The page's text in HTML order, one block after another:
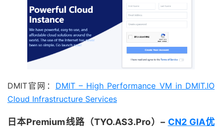
DMIT官网： DMIT – High Performance VM in DMIT.IO
Cloud Infrastructure Services
日本Premium线路（TYO.AS3.Pro）– CN2 GIA优